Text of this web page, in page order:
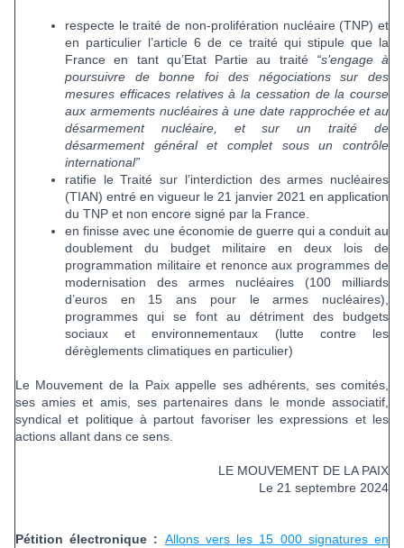
respecte le traité de non-prolifération nucléaire (TNP) et
en particulier l’article 6 de ce traité qui stipule que la
France en tant qu’Etat Partie au traité
“s’engage à
poursuivre de bonne foi des négociations sur des
mesures efficaces relatives à la cessation de la course
aux armements nucléaires à une date rapprochée et au
désarmement nucléaire, et sur un traité de
désarmement général et complet sous un contrôle
international”
ratifie le Traité sur l’interdiction des armes nucléaires
(TIAN) entré en vigueur le 21 janvier 2021 en application
du TNP et non encore signé par la France.
en finisse avec une économie de guerre qui a conduit au
doublement du budget militaire en deux lois de
programmation militaire et renonce aux programmes de
modernisation des armes nucléaires (100 milliards
d’euros en 15 ans pour le armes nucléaires),
programmes qui se font au détriment des budgets
sociaux et environnementaux (lutte contre les
dérèglements climatiques en particulier)
Le Mouvement de la Paix appelle ses adhérents, ses comités,
ses amies et amis, ses partenaires dans le monde associatif,
syndical et politique à partout favoriser les expressions et les
actions allant dans ce sens.
LE MOUVEMENT DE LA PAIX
Le 21 septembre 2024
Pétition électronique : Allons vers les 15 000 signatures en